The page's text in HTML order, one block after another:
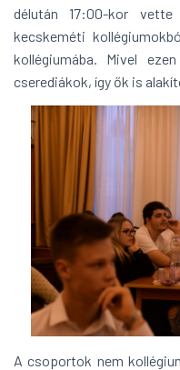
délután 17:00-kor
kecskeméti
kollégiumába. Mivel
cserediákok, így ők is
A csoportok nem